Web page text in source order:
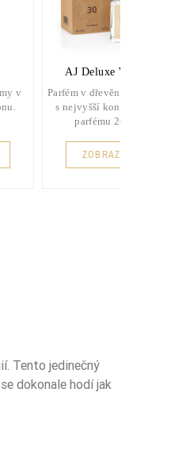
v
AJ Deluxe Wood
Parfém v dřevěném balení
s nejvyšší koncentrací
parfému 26%.
ZOBRAZIT
Tento jedinečný
dokonale hodí jak